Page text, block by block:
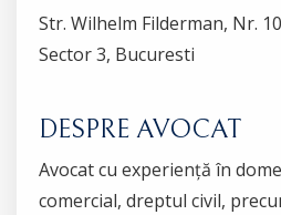
Str. Wilhelm Filderman, Nr.
Sector 3, Bucuresti
DESPRE AVOCAT
Avocat cu experiență în
comercial, dreptul civil,